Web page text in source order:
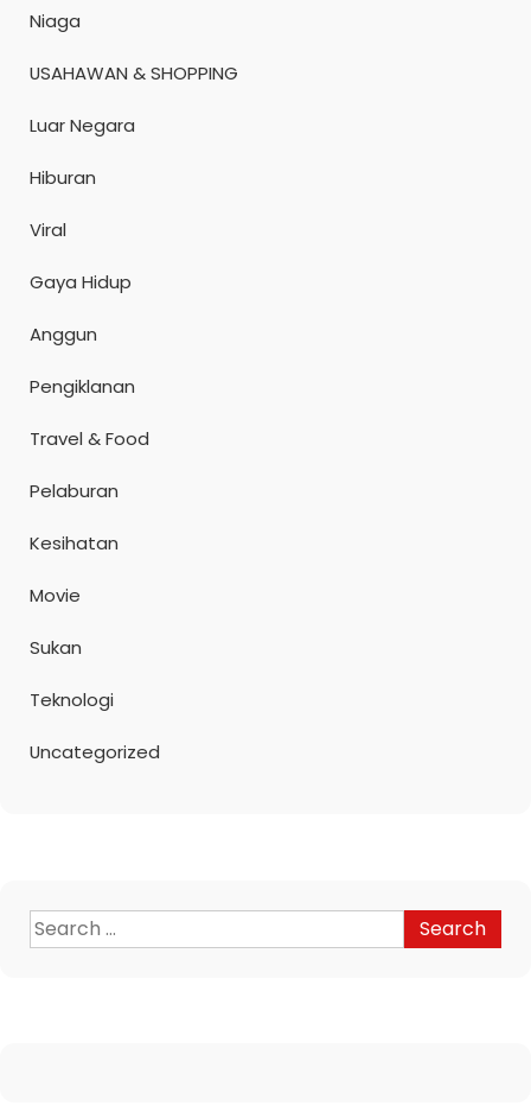
Niaga
USAHAWAN & SHOPPING
Luar Negara
Hiburan
Viral
Gaya Hidup
Anggun
Pengiklanan
Travel & Food
Pelaburan
Kesihatan
Movie
Sukan
Teknologi
Uncategorized